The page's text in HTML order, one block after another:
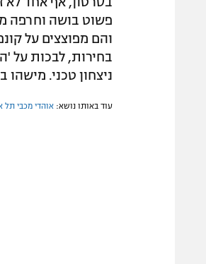
והם מפוצצים על
בחירות, לבכות על
ניצחון טכני. מישהו במינוס 2:0 חיפש סיבות לברוח
עוד באותו נושא: אוהדי מכבי תל